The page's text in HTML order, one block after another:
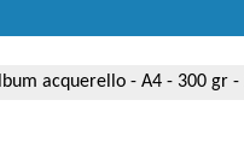
acquerello - A4 - 300 gr